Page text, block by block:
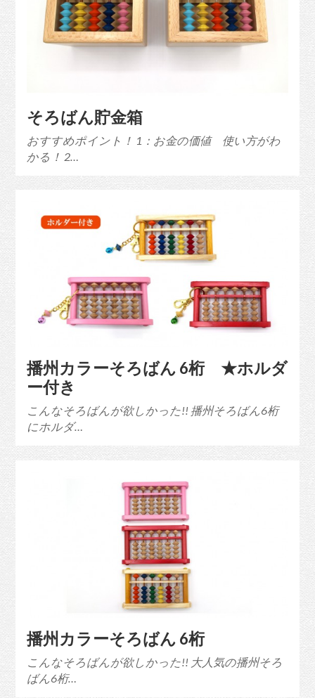
そろばん貯金箱
おすすめポイント！ 1：お金の価値 使い方がわ
かる！ 2…
播州カラーそろばん 6桁 ★ホルダ
ー付き
こんなそろばんが欲しかった!! 播州そろばん6桁
にホルダ…
播州カラーそろばん 6桁
こんなそろばんが欲しかった!! 大人気の播州そろ
ばん6桁…